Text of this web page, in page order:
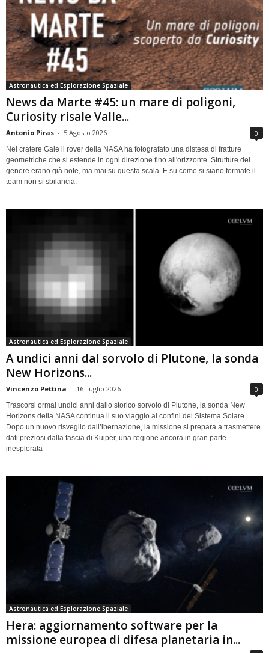
Astronautica ed Esplorazione Spaziale
News da Marte #45: un mare di poligoni,
Curiosity risale Valle...
Antonio Piras - 5 Agosto 2026 0
Nel cratere Gale il rover della NASA ha fotografato una distesa di fratture
geometriche che si estende in ogni direzione fino all'orizzonte. Strutture del
genere erano già note, ma mai su questa scala. E su come si siano formate il
team non si sbilancia.
Astronautica ed Esplorazione Spaziale
A undici anni dal sorvolo di Plutone, la sonda
New Horizons...
Vincenzo Pettina - 16 Luglio 2026 0
Trascorsi ormai undici anni dallo storico sorvolo di Plutone, la sonda New
Horizons della NASA continua il suo viaggio ai confini del Sistema Solare.
Dopo un nuovo risveglio dall’ibernazione, la missione si prepara a trasmettere
dati preziosi dalla fascia di Kuiper, una regione ancora in gran parte
inesplorata
Astronautica ed Esplorazione Spaziale
Hera: aggiornamento software per la
missione europea di difesa planetaria in...